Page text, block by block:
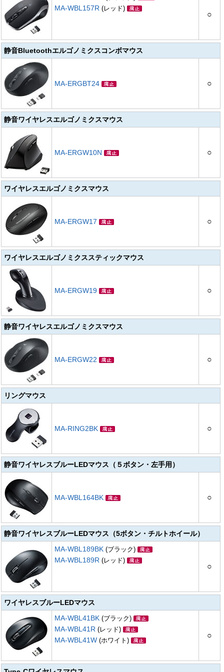
MA-WBL157R (レッド)
○
静音Bluetoothエルゴノミクスコンボマウス
MA-ERGBT24 ○
静音ワイヤレスエルゴノミクスマウス
MA-ERGW10N ○
ワイヤレスエルゴノミクスマウス
MA-ERGW17 ○
ワイヤレスエルゴノミクススティックマウス
MA-ERGW19 ○
静音ワイヤレスエルゴノミクスマウス
MA-ERGW22 ○
リングマウス
MA-RING2BK ○
静音ワイヤレスブルーLEDマウス（５ボタン・左手用）
MA-WBL164BK ○
静音ワイヤレスブルーLEDマウス（5ボタン・チルトホイール）
MA-WBL189BK (ブラック)
MA-WBL189R (レッド)
○
ワイヤレスブルーLEDマウス
MA-WBL41BK (ブラック)
MA-WBL41R (レッド)
MA-WBL41W (ホワイト)
○